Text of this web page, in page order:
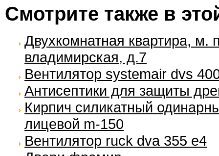
Смотрите также в
Двухкомнатная квартира, м.
владимирская, д.7
Вентилятор systemair dvs
Антисептики для защиты
Кирпич силикатный
лицевой m-150
Вентилятор ruck dva 355 e4